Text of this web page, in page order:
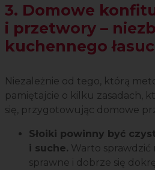
3. Domowe
i przetwory –
kuchennego
Niezależnie od tego, którą
pamiętajcie o kilku zasadach,
się, przygotowując domowe
Słoiki powinny być
i suche. Warto sprawdzić
sprawne i dobrze się